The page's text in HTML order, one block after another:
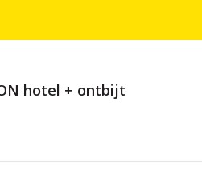
hotel + ontbijt